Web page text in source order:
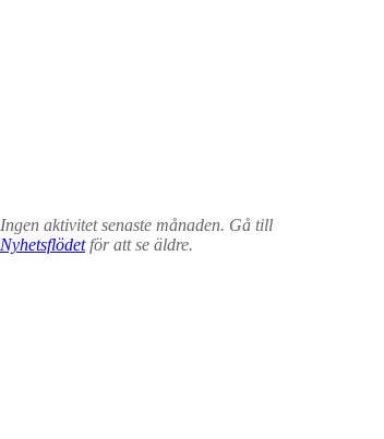
Ingen aktivitet senaste månaden. Gå till
Nyhetsflödetför att se äldre.